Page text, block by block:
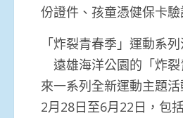
份證件、孩童憑健保卡驗
「炸裂青春季」運動系
遠雄海洋公園的「炸裂
來一系列全新運動主題
2月28日至6月22日，包